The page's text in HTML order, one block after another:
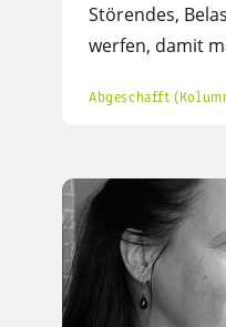
Störendes,
werfen, damit
Abgeschafft